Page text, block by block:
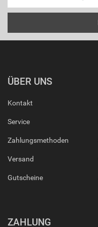
ÜBER UNS
Kontakt
Service
Zahlungsmethoden
Versand
Gutscheine
ZAHLUNG